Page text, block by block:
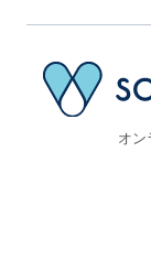
オ